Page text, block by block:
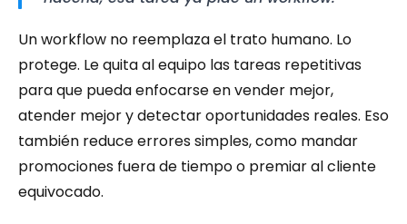
Un workflow no reemplaza el trato humano. Lo
protege. Le quita al equipo las tareas repetitivas
para que pueda enfocarse en vender mejor,
atender mejor y detectar oportunidades reales. Eso
también reduce errores simples, como mandar
promociones fuera de tiempo o premiar al cliente
equivocado.